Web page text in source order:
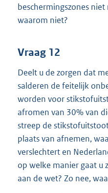
beschermingszones
waarom niet?
Vraag 12
Deelt u de zorgen dat
salderen de feitelijk
worden voor
afromen van 30% van
streep de
plaats van afnemen,
verslechtert en
op welke manier gaat u
aan de wet? Zo nee,